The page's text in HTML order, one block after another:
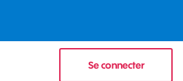
Se connecter